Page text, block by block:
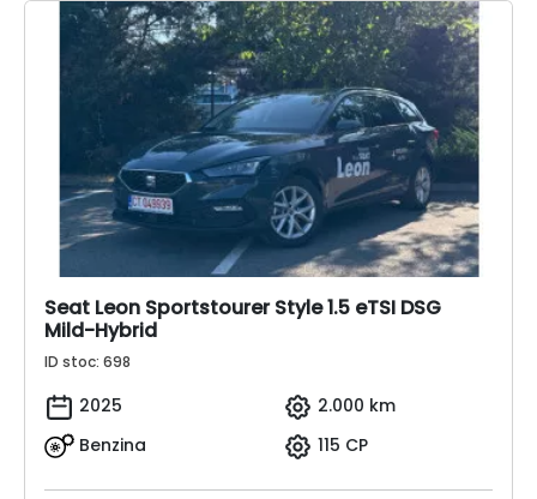
Seat Leon Sportstourer Style 1.5 eTSI DSG
Mild-Hybrid
ID stoc: 698
2025
2.000 km
Benzina
115 CP